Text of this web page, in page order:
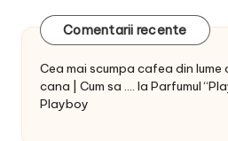
Comentarii recente
Cea mai scumpa cafea din
cana | Cum sa .... la Parfumul
Playboy